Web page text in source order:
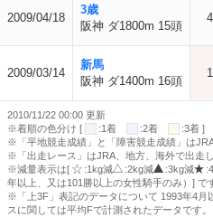
2009/04/18
3歳
阪神 ダ1800m 15頭
4
2009/03/14
新馬
阪神 ダ1400m 16頭
1
2010/11/22 00:00 更新
※着順の色分け [
:1着 :2着
:3着 ]
※「平地競走成績」と「障害競走成績」は
※「出走レース」はJRA、地方、海外で出走
※減量表示は[
:1kg減 :2kg減 :3kg減
年以上、又は101勝以上の女性騎手のみ）] で
※「上3F」表記のデータについて 1993年4月
スに関しては平均Fで計測されたデータです。